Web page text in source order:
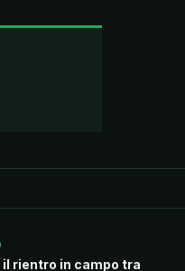
il rientro in campo tra